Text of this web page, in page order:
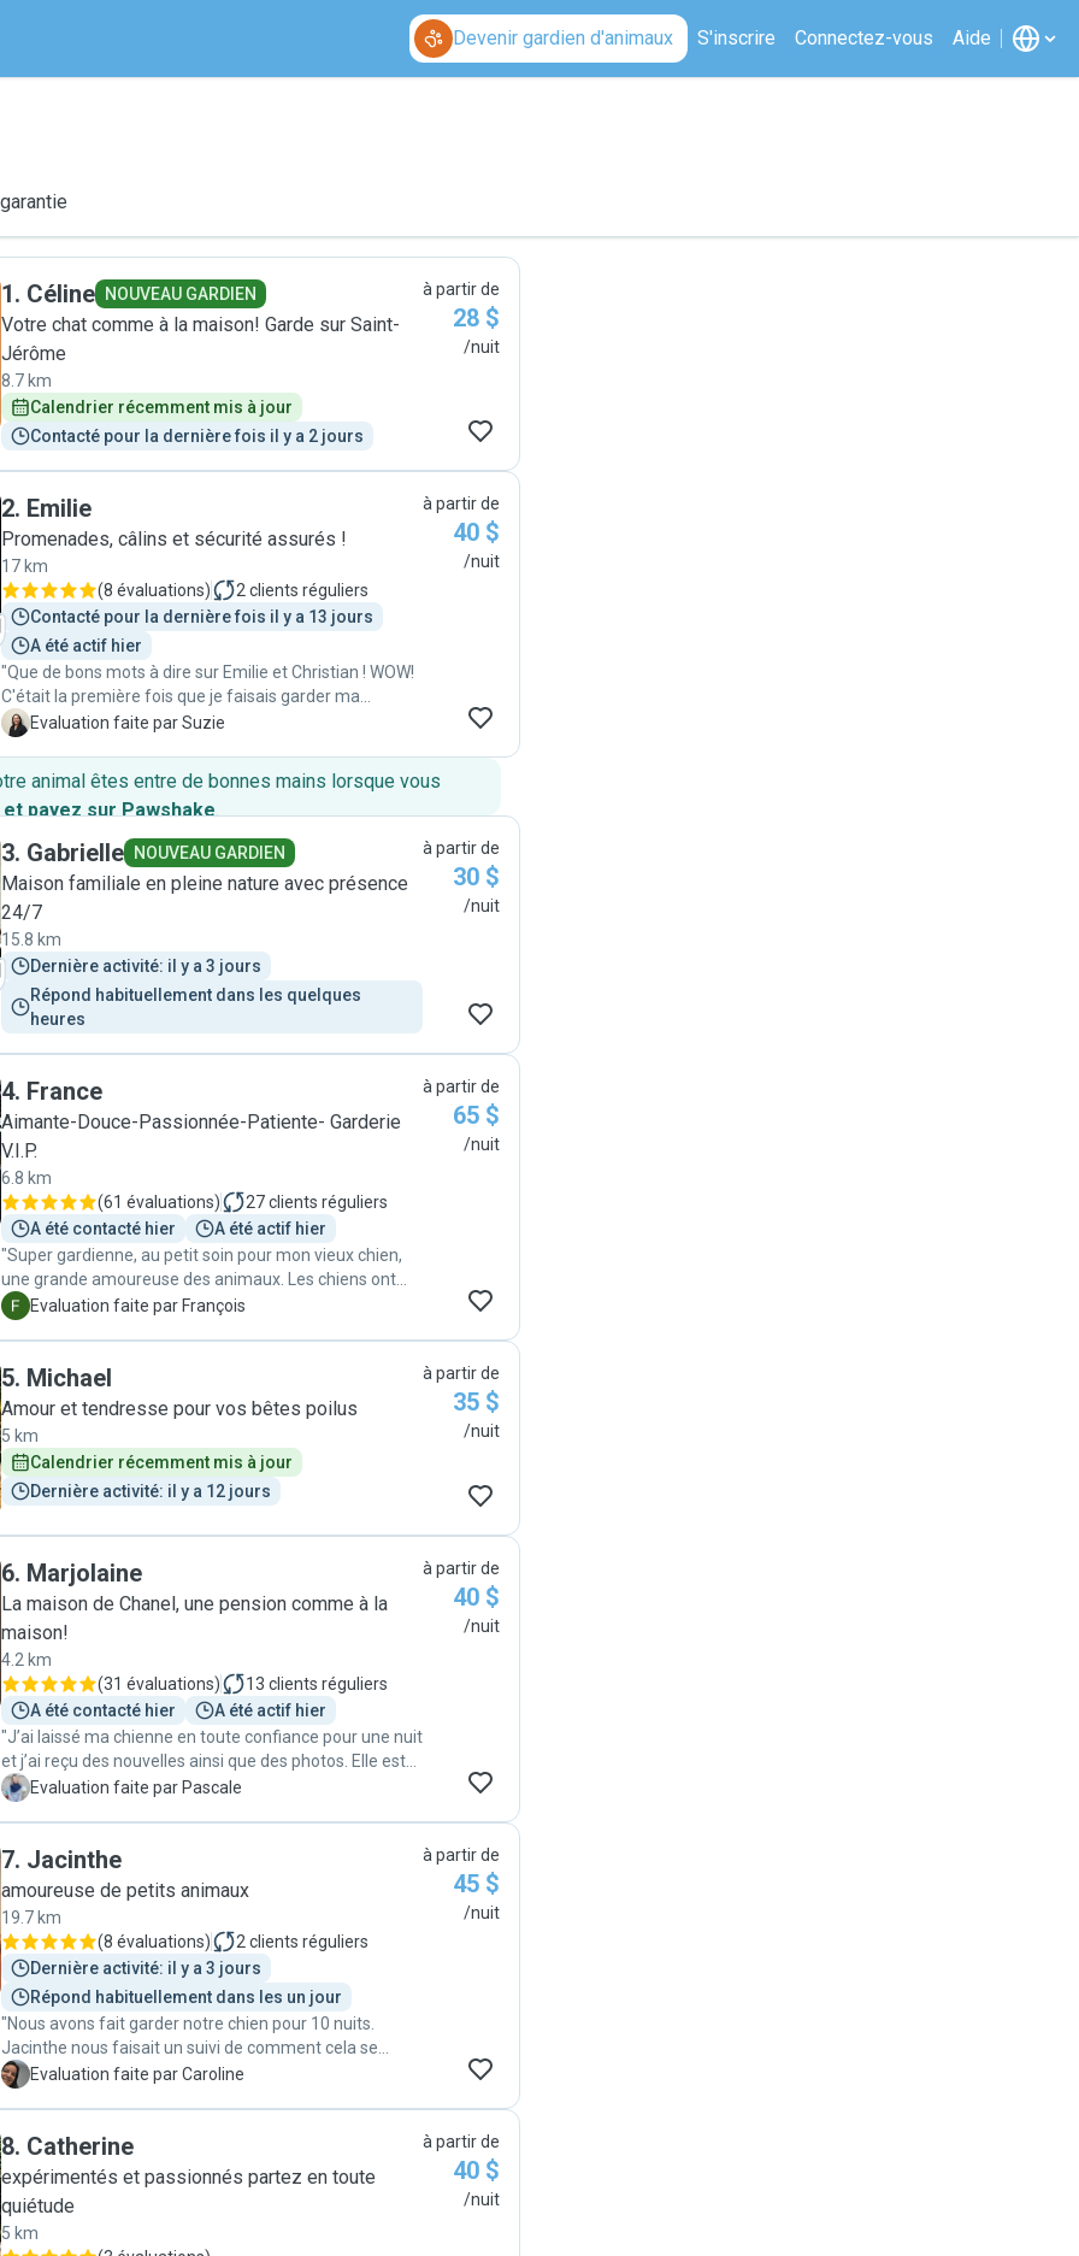
Devenir gardien d'animaux S'inscrire Connectez-vous Aide
1. Céline NOUVEAU GARDIEN
Votre chat comme à la maison! Garde sur Saint-
Jérôme
8.7 km
Calendrier récemment mis à jour
Contacté pour la dernière fois il y a 2 jours
à partir de
28 $
/nuit
2. Emilie
Promenades, câlins et sécurité assurés !
17 km
(8 évaluations) 2 clients réguliers
Contacté pour la dernière fois il y a 13 jours
A été actif hier
"Que de bons mots à dire sur Emilie et Christian ! WOW!
C'était la première fois que je faisais garder ma
Charlotte (Chihuahua de 12 ans, qui pèse 7 livres) par
ne voudrait plus revenir à la maison!!) . Promenades à
tous les jours, et surtout une grande attention à ses
besoins: pouvoir être collée sur un humain quand il/elle
écoute la télé, soins reliés à un chien plus âgé, etc. J'ai
vraiment senti qu'ils ont gardé Charlotte comme si
c'était leur propre chien. Je les recommande à 100%,
sans aucune hésitation. "
S Evaluation faite par Suzie
à partir de
40 $
/nuit
animal êtes entre de bonnes mains lorsque vous
payez sur Pawshake.
3. Gabrielle NOUVEAU GARDIEN
Maison familiale en pleine nature avec présence
24/7
15.8 km
Dernière activité: il y a 3 jours
Répond habituellement dans les quelques
heures
à partir de
30 $
/nuit
4. France
Aimante-Douce-Passionnée-Patiente- Garderie
V.I.P.
6.8 km
(61 évaluations) 27clients réguliers
A été contacté hier
A été actif hier
"Super gardienne, au petit soin pour mon vieux chien,
une grande amoureuse des animaux. Les chiens ont
tout ce qu'il faut dans la maison et dans la cour et les
F Evaluation faite par François
à partir de
65 $
/nuit
5. Michael
Amour et tendresse pour vos bêtes poilus
5 km
Calendrier récemment mis à jour
Dernière activité: il y a 12 jours
à partir de
35 $
/nuit
6. Marjolaine
La maison de Chanel, une pension comme à la
maison!
4.2 km
(31 évaluations) 13 clients réguliers
A été contacté hier
A été actif hier
"J’ai laissé ma chienne en toute confiance pour une nuit
et j’ai reçu des nouvelles ainsi que des photos. Elle est
attentionnée avec nos animaux et très consciencieuse
P Evaluation faite par Pascale
à partir de
40 $
/nuit
7. Jacinthe
amoureuse de petits animaux
19.7 km
(8 évaluations) 2 clients réguliers
Dernière activité: il y a 3 jours
Répond habituellement dans les un jour
"Nous avons fait garder notre chien pour 10 nuits.
Jacinthe nous faisait un suivi de comment cela se
passait avec photographies. C'était très apprécié! Il
pendant nos vacances. Nous recommandons la
pension de Jacinthe! Merci pour l'excellent service."
C Evaluation faite par Caroline
à partir de
45 $
/nuit
8. Catherine
expérimentés et passionnés partez en toute
quiétude
5 km
à partir de
40 $
/nuit